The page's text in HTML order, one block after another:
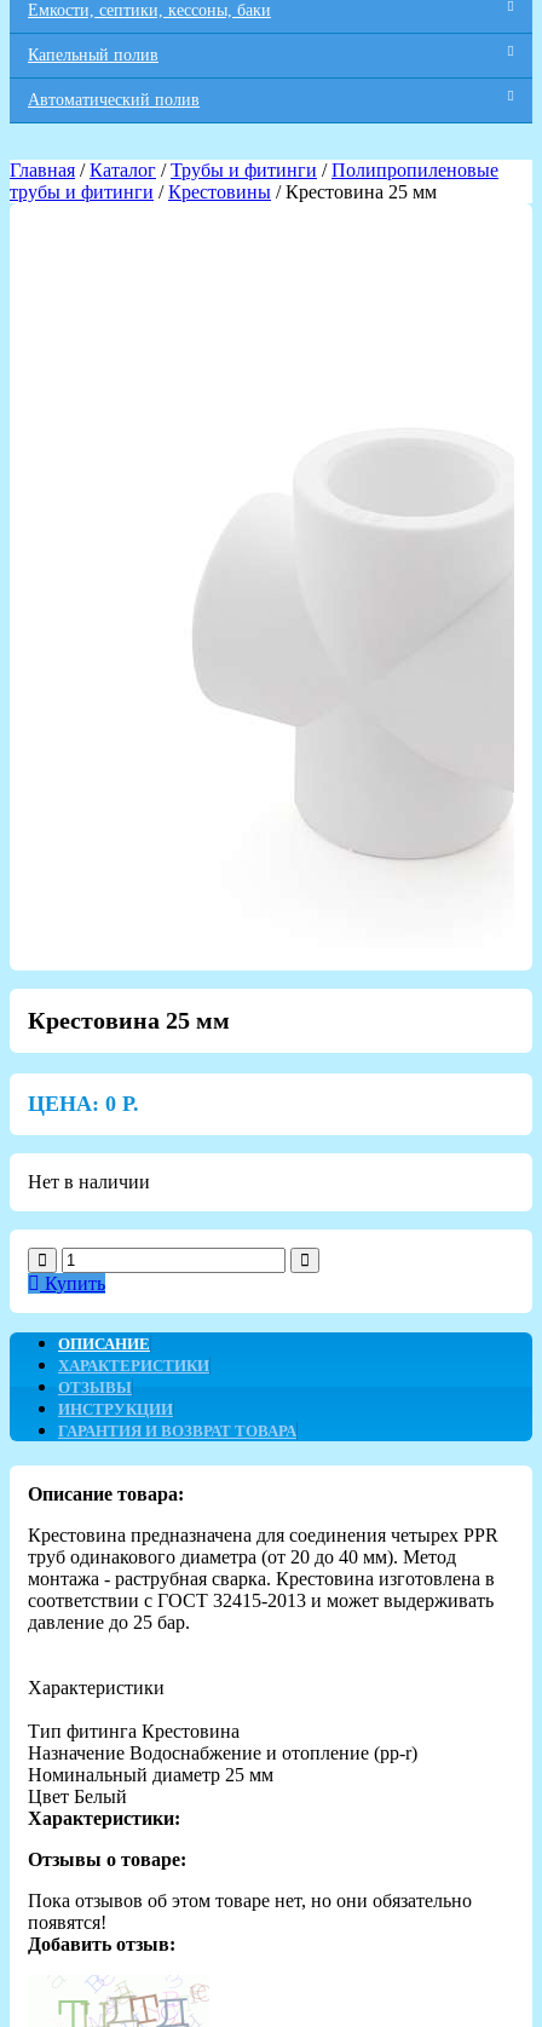
Емкости, септики, кессоны, баки
Капельный полив
Автоматический полив
Главная /Каталог /Трубы и фитинги /Полипропиленовые
трубы и фитинги /Крестовины / Крестовина 25 мм
Крестовина 25 мм
ЦЕНА: 0 Р.
Нет в наличии
Купить
ОПИСАНИЕ
ХАРАКТЕРИСТИКИ
ОТЗЫВЫ
ИНСТРУКЦИИ
ГАРАНТИЯ И ВОЗВРАТ ТОВАРА
Описание товара:
Крестовина предназначена для соединения четырех PPR
труб одинакового диаметра (от 20 до 40 мм). Метод
монтажа - раструбная сварка. Крестовина изготовлена в
соответствии с ГОСТ 32415-2013 и может выдерживать
давление до 25 бар.
Характеристики
Тип фитинга Крестовина
Назначение Водоснабжение и отопление (рр-r)
Номинальный диаметр 25 мм
Цвет Белый
Характеристики:
Отзывы о товаре:
Пока отзывов об этом товаре нет, но они обязательно
появятся!
Добавить отзыв: